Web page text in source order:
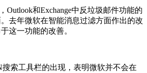
Outlook和Exchange中反垃圾邮件功能的
去年微软在智能消息过滤方面作出的改
这一功能的改善。
索工具栏的出现，表明微软并不会在